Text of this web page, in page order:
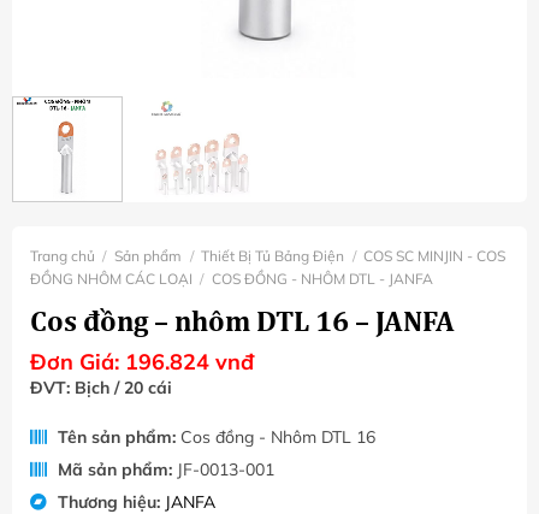
Trang chủ / Sản phẩm / Thiết Bị Tủ Bảng Điện / COS SC MINJIN - COS
ĐỒNG NHÔM CÁC LOẠI / COS ĐỒNG - NHÔM DTL - JANFA
Cos đồng – nhôm DTL 16 – JANFA
Đơn Giá: 196.824 vnđ
ĐVT: Bịch / 20 cái
Tên sản phẩm:Cos đồng - Nhôm DTL 16
Mã sản phẩm:JF-0013-001
Thương hiệu: JANFA